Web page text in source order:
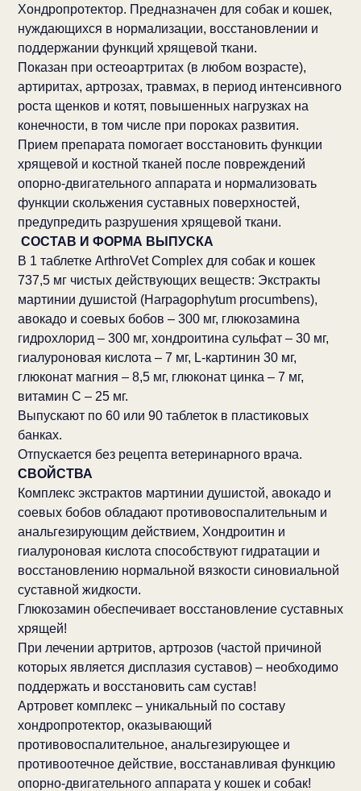
Хондропротектор. Предназначен для собак и кошек,
нуждающихся в нормализации, восстановлении и
поддержании функций хрящевой ткани.
Показан при остеоартритах (в любом возрасте),
артиритах, артрозах, травмах, в период интенсивного
роста щенков и котят, повышенных нагрузках на
конечности, в том числе при пороках развития.
Прием препарата помогает восстановить функции
хрящевой и костной тканей после повреждений
опорно-двигательного аппарата и нормализовать
функции скольжения суставных поверхностей,
предупредить разрушения хрящевой ткани.
СОСТАВ И ФОРМА ВЫПУСКА
В 1 таблетке ArthroVet Complex для собак и кошек
737,5 мг чистых действующих веществ: Экстракты
мартинии душистой (Harpagophytum procumbens),
авокадо и соевых бобов – 300 мг, глюкозамина
гидрохлорид – 300 мг, хондроитина сульфат – 30 мг,
гиалуроновая кислота – 7 мг, L-картинин 30 мг,
глюконат магния – 8,5 мг, глюконат цинка – 7 мг,
витамин C – 25 мг.
Выпускают по 60 или 90 таблеток в пластиковых
банках.
Отпускается без рецепта ветеринарного врача.
СВОЙСТВА
Комплекс экстрактов мартинии душистой, авокадо и
соевых бобов обладают противовоспалительным и
анальгезирующим действием, Хондроитин и
гиалуроновая кислота способствуют гидратации и
восстановлению нормальной вязкости синовиальной
суставной жидкости.
Глюкозамин обеспечивает восстановление суставных
хрящей!
При лечении артритов, артрозов (частой причиной
которых является дисплазия суставов) – необходимо
поддержать и восстановить сам сустав!
Артровет комплекс – уникальный по составу
хондропротектор, оказывающий
противовоспалительное, анальгезирующее и
противоотечное действие, восстанавливая функцию
опорно-двигательного аппарата у кошек и собак!